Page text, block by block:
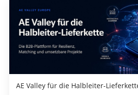
AE Valley für die Halbleiter-